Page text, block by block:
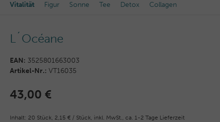
Vitalität Figur Sonne Tee Detox Collagen
L´Océane
EAN: 3525801663003
Artikel-Nr.: VT16035
43,00 €
Inhalt: 20 Stück, 2,15 € / Stück, inkl. MwSt., ca. 1-2 Tage Lieferzeit